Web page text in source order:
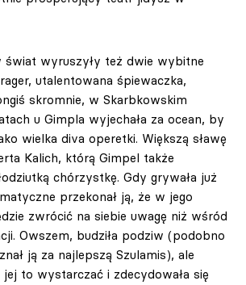
świat wyruszyły też dwie wybitne
utalentowana śpiewaczka,
skromnie, w Skarbkowskim
u Gimpla wyjechała za ocean, by
wielka diva operetki. Większą sławę
Kalich, którą Gimpel także
chórzystkę. Gdy grywała już
przekonał ją, że w jego
zwrócić na siebie uwagę niż wśród
Owszem, budziła podziw (podobno
ją za najlepszą Szulamis), ale
to wystarczać i zdecydowała się